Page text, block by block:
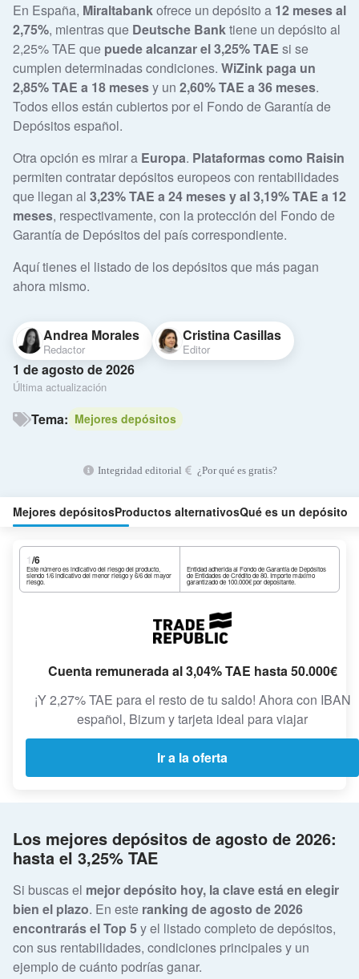
En España, Miraltabankofrece un depósito a 12 meses al
2,75%, mientras que Deutsche Banktiene un depósito al
2,25% TAE que puede alcanzar el 3,25% TAE si se
cumplen determinadas condiciones. WiZink paga un
2,85% TAE a 18 mesesy un 2,60% TAE a 36 meses.
Todos ellos están cubiertos por el Fondo de Garantía de
Depósitos español.
Otra opción es mirar a Europa. Plataformas como Raisin
permiten contratar depósitos europeos con rentabilidades
que llegan al 3,23% TAE a 24 meses y al 3,19% TAE a 12
meses, respectivamente, con la protección del Fondo de
Garantía de Depósitos del país correspondiente.
Aquí tienes el listado de los depósitos que más pagan
ahora mismo.
Andrea Morales
Redactor
Cristina Casillas
Editor
1 de agosto de 2026
Última actualización
Tema: Mejores depósitos
Integridad editorial ¿Por qué es gratis?
Mejores depósitosProductos alternativosQué es un depósito
1/6
Este número es indicativo del riesgo del producto,
siendo 1/6 indicativo del menor riesgo y 6/6 del mayor
riesgo.
Entidad adherida al Fondo de Garantía de Depósitos
de Entidades de Crédito de 80. Importe máximo
garantizado de 100.000€ por depositante.
Cuenta remunerada al 3,04% TAE hasta 50.000€
¡Y 2,27% TAE para el resto de tu saldo! Ahora con IBAN
español, Bizum y tarjeta ideal para viajar
Ir a la oferta
Los mejores depósitos de agosto de 2026:
hasta el 3,25% TAE
Si buscas el mejor depósito hoy, la clave está en elegir
bien el plazo. En este ranking de agosto de 2026
encontrarás el Top 5y el listado completo de depósitos,
con sus rentabilidades, condiciones principales y un
ejemplo de cuánto podrías ganar.